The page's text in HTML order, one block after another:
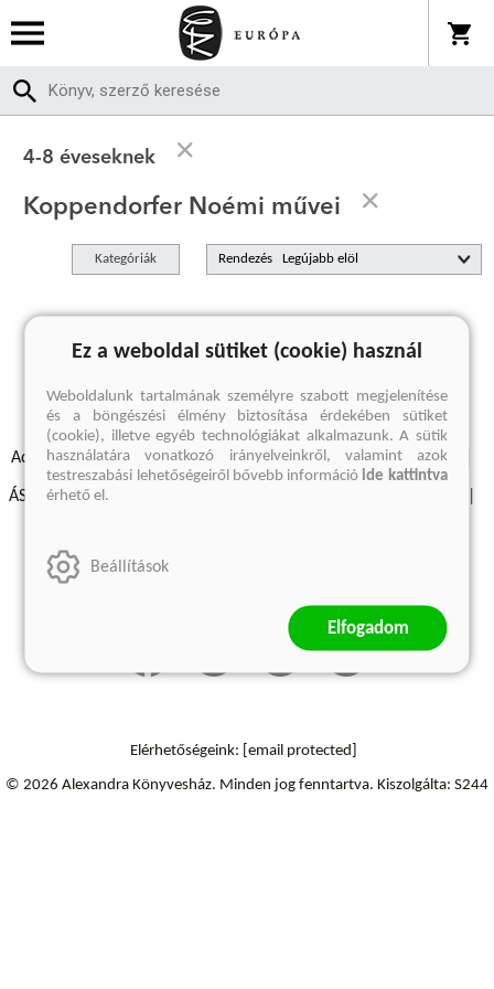
4-8 éveseknek
Koppendorfer Noémi művei
Kategóriák Rendezés
A keresett kifejezésre nincs találat
Adatvédelmi szabályzatok Elállási felmondási nyilatkozat
ÁSZF - Vásárlási feltételek
Szállítási információk
Elérhetőségeink: [email protected]
© 2026 Alexandra Könyvesház. Minden jog fenntartva. Kiszolgálta: S244
Ez a weboldal sütiket (cookie) használ
Weboldalunk tartalmának személyre szabott megjelenítése
és a böngészési élmény biztosítása érdekében sütiket
(cookie), illetve egyéb technológiákat alkalmazunk. A sütik
használatára vonatkozó irányelveinkről, valamint azok
testreszabási lehetőségeiről bővebb információide kattintva
érhető el.
Beállítások
Elfogadom